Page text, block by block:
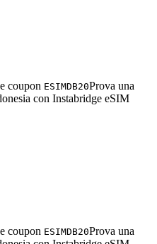
coupon ESIMDB20Prova una
con Instabridge eSIM
coupon ESIMDB20Prova una